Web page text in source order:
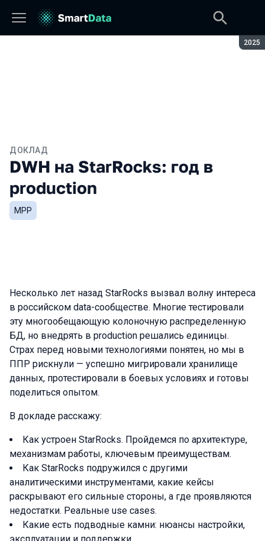
2025
ДОКЛАД
DWH на StarRocks: год в
production
MPP
Несколько лет назад StarRocks вызвал волну интереса
в российском data-сообществе. Многие тестировали
эту многообещающую колоночную распределенную
БД, но внедрять в production решались единицы.
Страх перед новыми технологиями понятен, но мы в
ППР рискнули — успешно мигрировали хранилище
данных, протестировали в боевых условиях и готовы
поделиться опытом.
В докладе расскажу:
Как устроен StarRocks. Пройдемся по архитектуре,
механизмам работы, ключевым преимуществам.
Как StarRocks подружился с другими
аналитическими инструментами, какие кейсы
раскрывают его сильные стороны, а где проявляются
недостатки. Реальные use cases.
Какие есть подводные камни: нюансы настройки,